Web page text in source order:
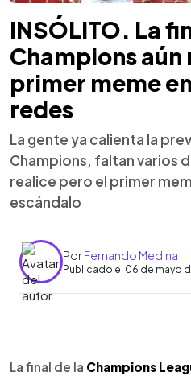
INSÓLITO. La
Champions aún
primer meme
redes
La gente ya calienta la
Champions, faltan varios
realice pero el primer
escándalo
PorFernando Medina
Publicado el 06 de mayo
► Escuchar artículo
La final de la Champions